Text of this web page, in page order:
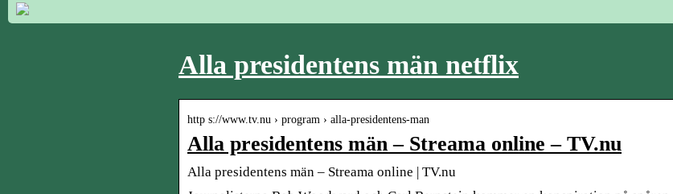
Alla presidentens män netflix
http s://www.tv.nu › program › alla-presidentens-man
Alla presidentens män – Streama online – TV.nu
Alla presidentens män – Streama online | TV.nu